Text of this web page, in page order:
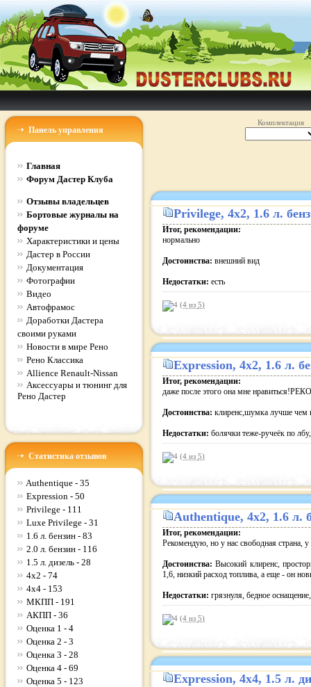
Панель управления
Главная
Форум Дастер Клуба
Отзывы владельцев
Бортовые журналы на
форуме
Характеристики и цены
Дастер в России
Документация
Фотографии
Видео
Автофрамос
Доработки Дастера
своими руками
Новости в мире Рено
Рено Классика
Allience Renault-Nissan
Аксессуары и тюнинг для
Рено Дастер
Статистика отзывов
Authentique - 35
Expression - 50
Privilege - 111
Luxe Privilege - 31
1.6 л. бензин - 83
2.0 л. бензин - 116
1.5 л. дизель - 28
4x2 - 74
4x4 - 153
МКПП - 191
АКПП - 36
Оценка 1 - 4
Оценка 2 - 3
Оценка 3 - 28
Оценка 4 - 69
Оценка 5 - 123
Комплектация
Privilege, 4x2, 1.6 л.
Итог, рекомендации:
нормально
Достоинства: внешний вид
Недостатки: есть
(4 из 5)
Expression, 4x2, 1.6 л.
Итог, рекомендации:
даже после этого она мне
Достоинства: клиренс,шумка лучше чем
Недостатки: болячки теже-ручеёк по
(4 из 5)
Authentique, 4x2, 1.6 л.
Итог, рекомендации:
Рекомендую, но у нас свободная страна,
Достоинства: Высокий клиренс,
1,6, низкий расход топлива, а еще - он
Недостатки: грязнуля, бедное
(4 из 5)
Expression, 4x4, 1.5 л.